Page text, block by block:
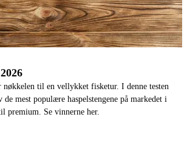
nøkkelen til en vellykket fisketur. I denne testen
mest populære haspelstengene på markedet i
premium. Se vinnerne her.